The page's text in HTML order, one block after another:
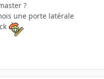
?
une porte latérale